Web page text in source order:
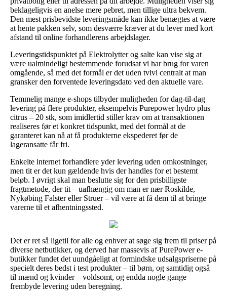
beklageligvis en anelse mere pebret, men tillige ultra bekvem.
Den mest prisbevidste leveringsmåde kan ikke benægtes at være
at hente pakken selv, som desværre kræver at du lever med kort
afstand til online forhandlerens arbejdslager.
Leveringstidspunktet på Elektrolytter og salte kan vise sig at
være ualmindeligt bestemmende forudsat vi har brug for varen
omgående, så med det formål er det uden tvivl centralt at man
gransker den forventede leveringsdato ved den aktuelle vare.
Temmelig mange e-shops tilbyder muligheden for dag-til-dag
levering på flere produkter, eksempelvis Purepower hydro plus
citrus – 20 stk, som imidlertid stiller krav om at transaktionen
realiseres før et konkret tidspunkt, med det formål at de
garanteret kan nå at få produkterne ekspederet før de
lageransatte får fri.
Enkelte internet forhandlere yder levering uden omkostninger,
men tit er det kun gældende hvis der handles for et bestemt
beløb. I øvrigt skal man beslutte sig for den prisbilligste
fragtmetode, der tit – uafhængig om man er nær Roskilde,
Nykøbing Falster eller Struer – vil være at få dem til at bringe
varerne til et afhentningssted.
Det er ret så ligetil for alle og enhver at søge sig frem til priser på
diverse netbutikker, og derved har massevis af PurePower e-
butikker fundet det uundgåeligt at formindske udsalgspriserne på
specielt deres bedst i test produkter – til børn, og samtidig også
til mænd og kvinder – voldsomt, og endda nogle gange
frembyde levering uden beregning.